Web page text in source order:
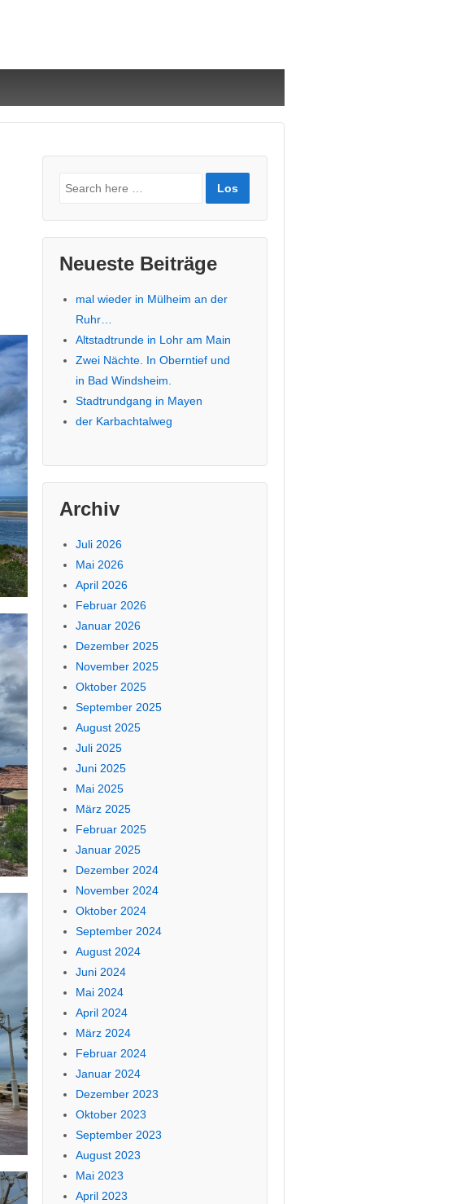
Suche
Neueste Beiträge
mal wieder in Mülheim an der
Ruhr…
Altstadtrunde in Lohr am Main
Zwei Nächte. In Oberntief und
in Bad Windsheim.
Stadtrundgang in Mayen
der Karbachtalweg
Archiv
Juli 2026
Mai 2026
April 2026
Februar 2026
Januar 2026
Dezember 2025
November 2025
Oktober 2025
September 2025
August 2025
Juli 2025
Juni 2025
Mai 2025
März 2025
Februar 2025
Januar 2025
Dezember 2024
November 2024
Oktober 2024
September 2024
August 2024
Juni 2024
Mai 2024
April 2024
März 2024
Februar 2024
Januar 2024
Dezember 2023
Oktober 2023
September 2023
August 2023
Mai 2023
April 2023